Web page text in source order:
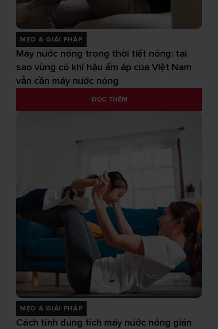
MẸO & GIẢI PHÁP
Máy nước nóng trong thời tiết nóng: tại
sao vùng có khí hậu ấm áp của Việt Nam
vẫn cần máy nước nóng
ĐỌC THÊM
MẸO & GIẢI PHÁP
Cách tính dung tích máy nước nóng gián